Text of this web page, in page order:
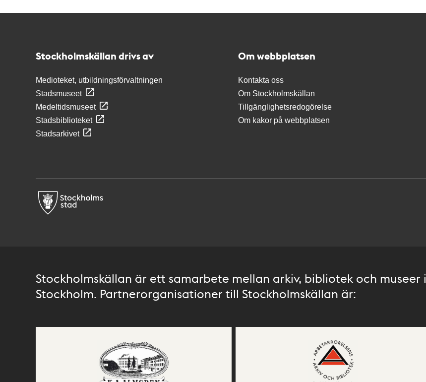
Stockholmskällan drivs av
Medioteket, utbildningsförvaltningen
Stadsmuseet
Medeltidsmuseet
Stadsbiblioteket
Stadsarkivet
Om webbplatsen
Kontakta oss
Om Stockholmskällan
Tillgänglighetsredogörelse
Om kakor på webbplatsen
Stockholmskällan är ett samarbete mellan arkiv, bibliotek och museer i
Stockholm. Partnerorganisationer till Stockholmskällan är: